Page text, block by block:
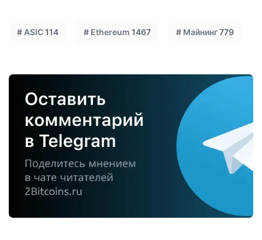
#ASIC114 # Ethereum 1467 # Майнинг779